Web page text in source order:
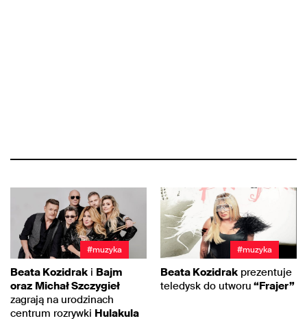
#muzyka
Beata Kozidrak i Bajm
oraz Michał Szczygieł
zagrają na urodzinach
centrum rozrywki Hulakula
#muzyka
Beata Kozidrak prezentuje
teledysk do utworu “Frajer”